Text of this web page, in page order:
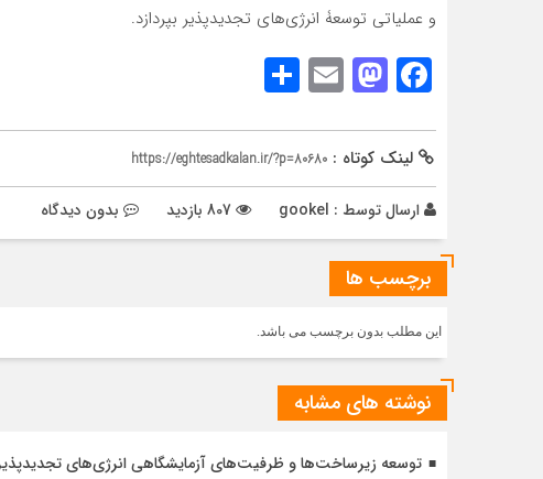
و عملیاتی توسعۀ انرژی‌های تجدیدپذیر بپردازد.
Facebook
Mastodon
Email
لینک کوتاه : https://eghtesadkalan.ir/?p=80680
ارسال توسط : gookel بدون دیدگاه
برچسب ها
این مطلب بدون برچسب می باشد.
نوشته های مشابه
توسعه زیرساخت‌ها و ظرفیت‌های آزمایشگاهی انرژی‌های